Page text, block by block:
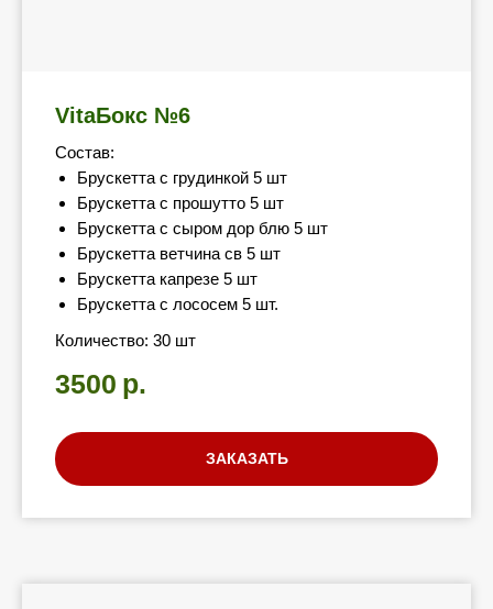
VitaБокс №6
Состав:
Брускетта с грудинкой 5 шт
Брускетта с прошутто 5 шт
Брускетта с сыром дор блю 5 шт
Брускетта ветчина св 5 шт
Брускетта капрезе 5 шт
Брускетта с лососем 5 шт.
Количество: 30 шт
3500 р.
ЗАКАЗАТЬ